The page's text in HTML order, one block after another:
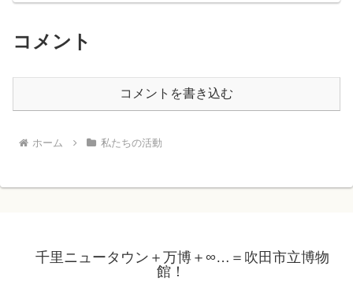
コメント
コメントを書き込む
ホーム 私たちの活動
千里ニュータウン＋万博＋∞…＝吹田市立博物
館！